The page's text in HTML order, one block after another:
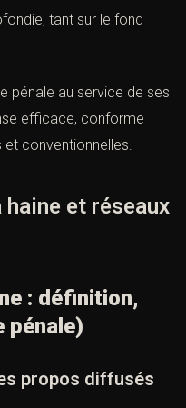
infraction pénale
liberté d’expression
approfondie, tant
et
haine et
: définition,